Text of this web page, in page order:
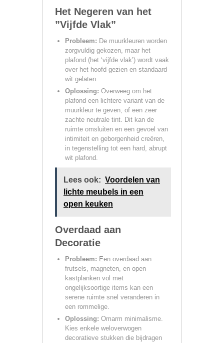
Het Negeren van het
”Vijfde Vlak”
Probleem: De muurkleuren worden
zorgvuldig gekozen, maar het
plafond (het ‘vijfde vlak’) wordt vaak
over het hoofd gezien en standaard
wit gelaten.
Oplossing: Overweeg om het
plafond een lichtere variant van de
muurkleur te geven, of een zeer
zachte neutrale tint. Dit kan de
ruimte omsluiten en een gevoel van
intimiteit en geborgenheid creëren,
in tegenstelling tot een hard, abrupt
wit plafond.
Lees ook: Voordelen van
lichte meubels in een
open keuken
Overdaad aan
Decoratie
Probleem: Een overdaad aan
frutsels, magneten, en open
kastplanken vol met
ongelijksoortige items kan een
serene ruimte snel veranderen in
een rommelige.
Oplossing: Omarm minimalisme.
Kies enkele weloverwogen
decoratieve stukken die bijdragen